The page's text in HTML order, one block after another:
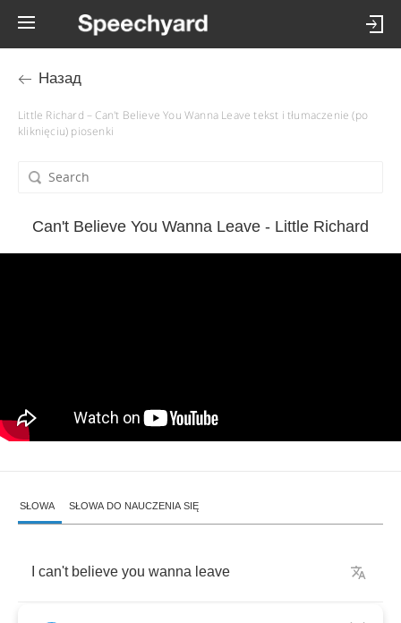
Назад
Little Richard – Can't Believe You Wanna Leave tekst i tłumaczenie (po
kliknięciu) piosenki
Can't Believe You Wanna Leave - Little Richard
SŁOWA SŁOWA DO NAUCZENIA SIĘ
can't believe you wanna leave